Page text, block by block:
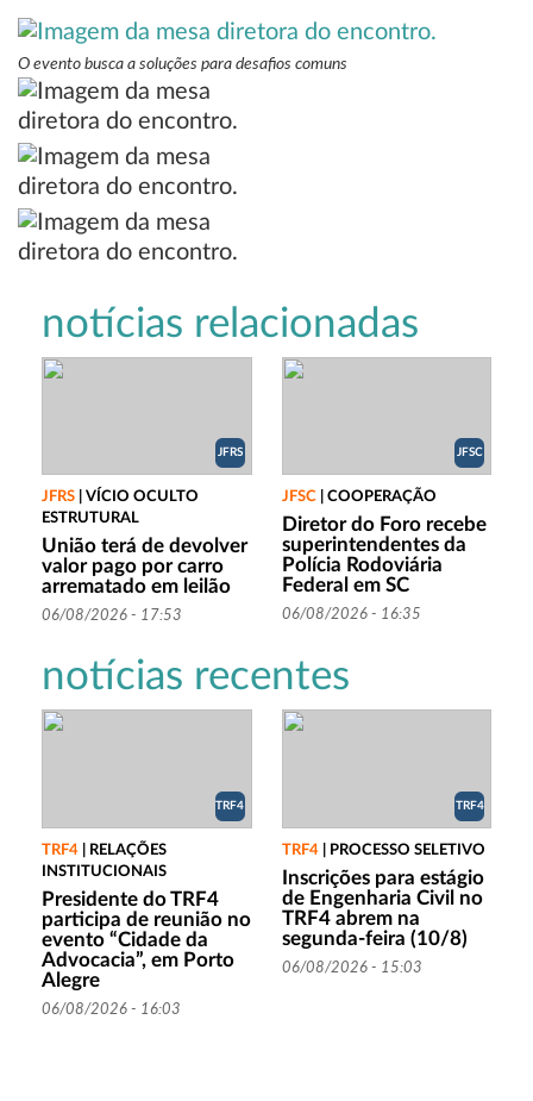
O evento busca a soluções para desafios comuns
notícias relacionadas
JFRS
JFRS
VÍCIO OCULTO
ESTRUTURAL
União terá de devolver
valor pago por carro
arrematado em leilão
06/08/2026 - 17:53
JFSC
JFSC| COOPERAÇÃO
Diretor do Foro recebe
superintendentes da
Polícia Rodoviária
Federal em SC
06/08/2026 - 16:35
notícias recentes
TRF4
TRF4
RELAÇÕES
INSTITUCIONAIS
Presidente do TRF4
participa de reunião no
evento “Cidade da
Advocacia”, em Porto
Alegre
06/08/2026 - 16:03
TRF4
TRF4| PROCESSO SELETIVO
Inscrições para estágio
de Engenharia Civil no
TRF4 abrem na
segunda-feira (10/8)
06/08/2026 - 15:03